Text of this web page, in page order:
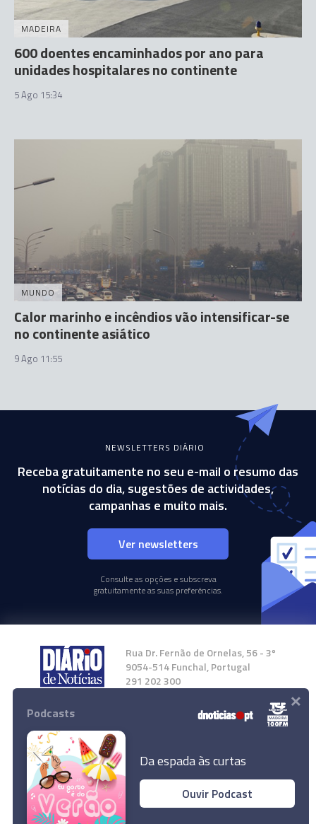
MADEIRA
600 doentes encaminhados por ano para
unidades hospitalares no continente
5 Ago 15:34
MUNDO
Calor marinho e incêndios vão intensificar-se
no continente asiático
9 Ago 11:55
NEWSLETTERS DIÁRIO
Receba gratuitamente no seu e-mail o resumo das
notícias do dia, sugestões de actividades,
campanhas e muito mais.
Ver newsletters
Consulte as opções e subscreva
gratuitamente as suas preferências.
Rua Dr. Fernão de Ornelas, 56 - 3º
9054-514 Funchal, Portugal
291 202 300
Instale a nossa App
© 2024 Empresa Diário de Notícias, Lda.
Podcasts
Da espada às curtas
Ouvir Podcast
×